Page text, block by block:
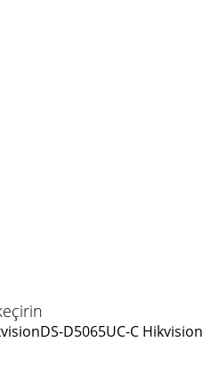
DS-D5065UC-C Hikvision